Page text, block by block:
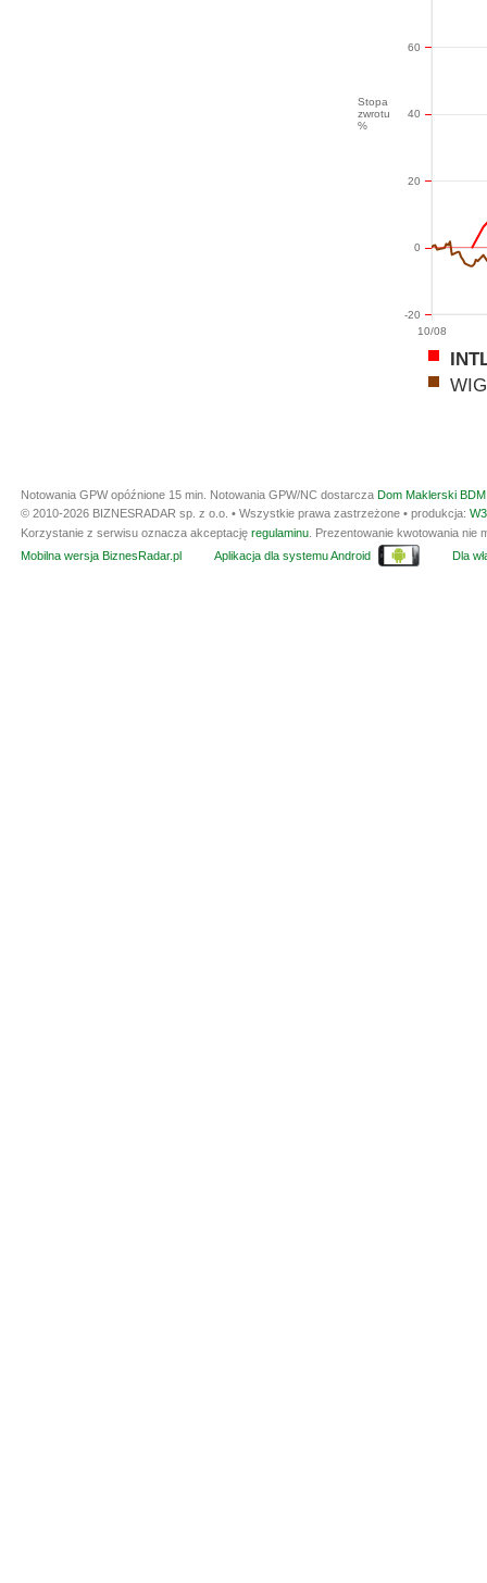
10/08
Stopa
zwrotu
%
-20
0
20
40
60
WIG
Notowania GPW opóźnione 15 min. Notowania GPW/NC dostarcza Dom Maklerski
© 2010-2026 BIZNESRADAR sp. z o.o. • Wszystkie prawa zastrzeżone • produkcja:
Korzystanie z serwisu oznacza akceptację regulaminu . Prezentowanie kwotowania
Mobilna wersja BiznesRadar.pl
Aplikacja dla systemu Android Dla